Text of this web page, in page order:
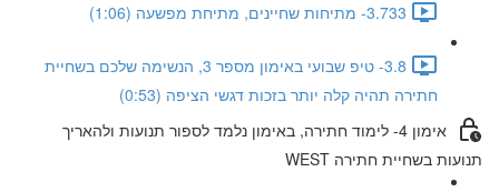
3.733- מתיחות שחיינים, מתיחת מפשעה (1:06)
3.8- טיפ שבועי באימון מספר 3, הנשימה שלכם בשחיית
חתירה תהיה קלה יותר בזכות דגשי הציפה (0:53)
אימון 4- לימוד חתירה, באימון נלמד לספור תנועות ולהאריך
תנועות בשחיית חתירה WEST